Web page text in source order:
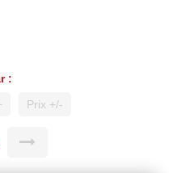
:
Prix +/-